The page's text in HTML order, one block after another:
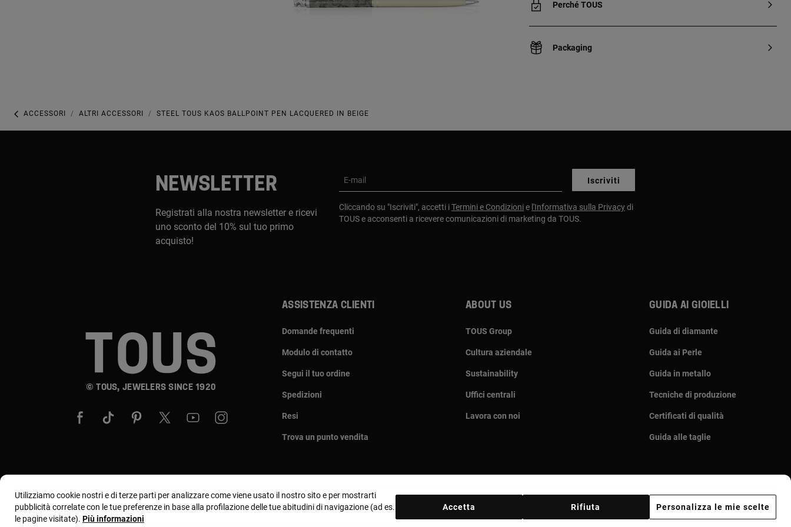
Perché TOUS
Packaging
ACCESSORI ALTRI ACCESSORI STEEL TOUS KAOS BALLPOINT PEN LACQUERED IN BEIGE
NEWSLETTER
Registrati alla nostra newsletter e ricevi
uno sconto del 10% sul tuo primo
acquisto!
E-mail Iscriviti
Cliccando su "Iscriviti", accetti iTermini e Condizionie l'Informativa sulla Privacydi
TOUS e acconsenti a ricevere comunicazioni di marketing da TOUS.
© TOUS, JEWELERS SINCE 1920
Assistenza clienti
Domande frequenti
Modulo di contatto
Segui il tuo ordine
Spedizioni
Resi
Trova un punto vendita
About us
TOUS Group
Cultura aziendale
Sustainability
Uffici centrali
Lavora con noi
Guida ai gioielli
Guida di diamante
Guida ai Perle
Guida in metallo
Tecniche di produzione
Certificati di qualità
Guida alle taglie
Paese e valuta: Italia / Euro
Utilizziamo cookie nostri e di terze parti per analizzare come viene usato il nostro sito e per mostrarti
pubblicità correlate con le tue preferenze in base alla profilazione delle tue abitudini di navigazione (ad es.
le pagine visitate). Più informazioni
Personalizza le mie scelte
Rifiuta
Accetta